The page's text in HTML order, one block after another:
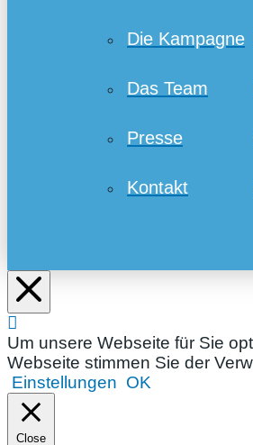
Die Kampagne
Das Team
Presse
Kontakt
Um unsere Webseite für Sie
Webseite stimmen Sie der
Einstellungen OK
Close